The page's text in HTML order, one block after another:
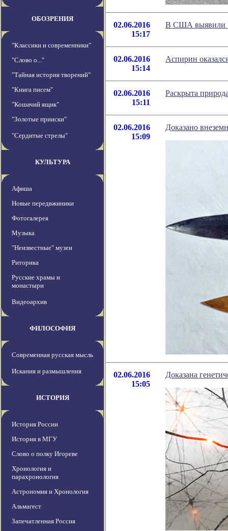
ОБОЗРЕНИЯ
"Классики и современники"
"Слово о..."
"Тайная история творений"
"Книга писем"
"Кошачий ящик"
"Золотые прииски"
"Сердитые стрелы"
КУЛЬТУРА
Афиша
Новые передвжиники
Фотогалерея
Музыка
"Неизвестные" музеи
Риторика
Русские храмы и
монастыри
Видеоархив
ФИЛОСОФИЯ
Современная русская мысль
Искания и размышления
ИСТОРИЯ
История России
История в МГУ
Слово о полку Игореве
Хронология и
парахронология
Астрономия и Хронология
Альмагест
Запечатленная Россия
02.06.2016
15:17
В США выявили
02.06.2016
15:14
Аспирин
02.06.2016
15:11
Раскрыта
02.06.2016
15:09
Доказано
02.06.2016
15:05
Доказана